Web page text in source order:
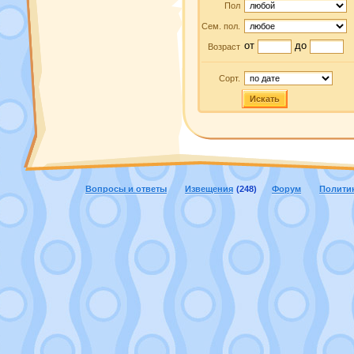
Пол
Сем. пол.
Возраст от до
Сорт.
Искать
Вопросы и ответы Извещения (248) Форум